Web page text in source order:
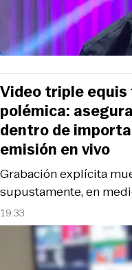
19:33
Grabación explícita
supustamente, en
Video triple
polémica:
dentro de
emisión en vivo